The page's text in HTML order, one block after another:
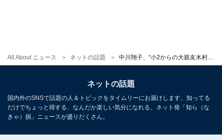
All About ニュース ネットの話題
ネットの話題
国内外のSNSで話題の人＆トピックをタイムリーにお届けします。知ってる
だけでちょっと得する、なんだか楽しい気分になれる、ネット発「知ら（な
きゃ）損」ニュースが盛りだくさん。